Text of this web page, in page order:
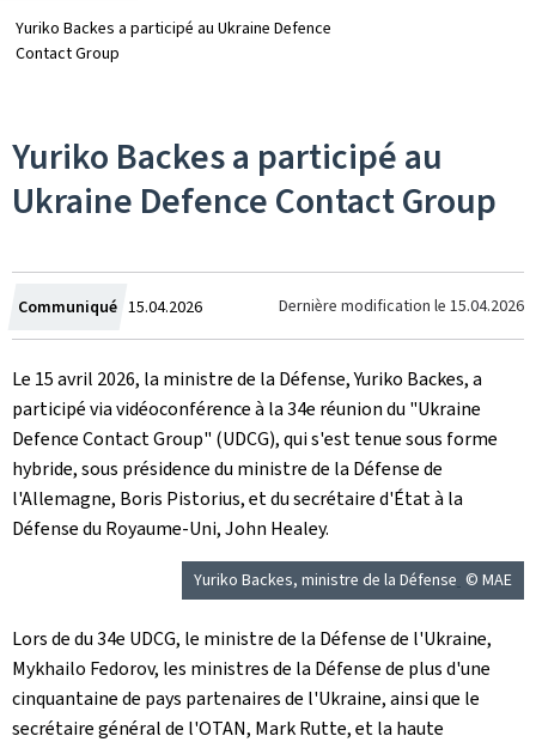
Yuriko Backes a participé au Ukraine Defence
Contact Group
Yuriko Backes a participé au
Ukraine Defence Contact Group
Communiqué Crée
le
15.04.2026 Dernière modification le 15.04.2026
Le 15 avril 2026, la ministre de la Défense, Yuriko Backes, a
participé via vidéoconférence à la 34e réunion du "Ukraine
Defence Contact Group" (UDCG), qui s'est tenue sous forme
hybride, sous présidence du ministre de la Défense de
l'Allemagne, Boris Pistorius, et du secrétaire d'État à la
Défense du Royaume-Uni, John Healey.
Yuriko Backes, ministre de la Défense © MAE
Lors de du 34e UDCG, le ministre de la Défense de l'Ukraine,
Mykhailo Fedorov, les ministres de la Défense de plus d'une
cinquantaine de pays partenaires de l'Ukraine, ainsi que le
secrétaire général de l'OTAN, Mark Rutte, et la haute